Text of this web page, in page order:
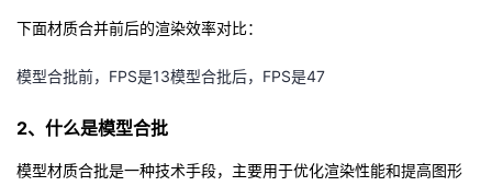
开
的
我
下面材质合并前后的渲染效率对比：
模型合批前，FPS是13模型合批后，FPS是47
2、什么是模型合批
模型材质合批是一种技术手段，主要用于优化渲染性能和提高图形